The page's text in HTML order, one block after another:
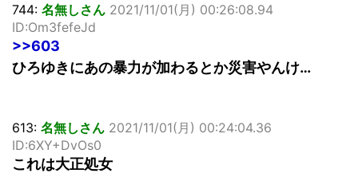
744: 名無しさん 2021/11/01(月) 00:26:08.94
ID:Om3fefeJd
>>603
ひろゆきにあの暴力が加わるとか災害やんけ…
613: 名無しさん 2021/11/01(月) 00:24:04.36
ID:6XY+DvOs0
これは大正処女